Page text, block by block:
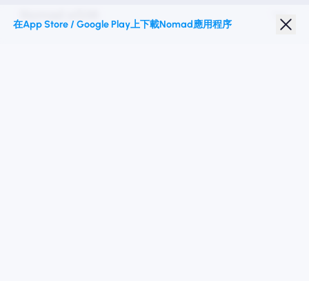
在App Store / Google Play上下載Nomad應用程序